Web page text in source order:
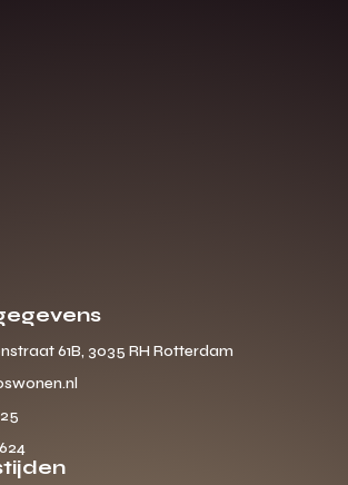
61B, 3035 RH Rotterdam